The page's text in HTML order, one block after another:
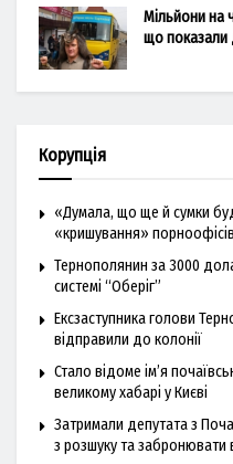
Мільйони на
що показали
Корупція
«Думала, що ще й сумки
«кришування»
Тернополянин за 3000
системі “Оберіг”
Ексзаступника голови
відправили до колонії
Стало відоме ім’я
великому хабарі у Києві
Затримали депутата з
з розшуку та забронювати